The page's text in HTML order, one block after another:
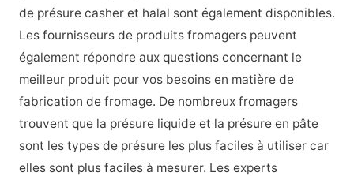
de présure casher et halal sont également disponibles.
Les fournisseurs de produits fromagers peuvent
également répondre aux questions concernant le
meilleur produit pour vos besoins en matière de
fabrication de fromage. De nombreux fromagers
trouvent que la présure liquide et la présure en pâte
sont les types de présure les plus faciles à utiliser car
elles sont plus faciles à mesurer. Les experts